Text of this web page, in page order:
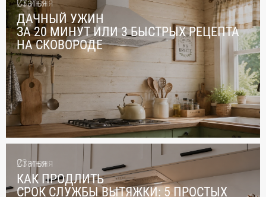
23 июня
Статья
ДАЧНЫЙ УЖИН
ЗА 20 МИНУТ ИЛИ 3 БЫСТРЫХ РЕЦЕПТА
НА СКОВОРОДЕ
23 июня
Статья
КАК ПРОДЛИТЬ
СРОК СЛУЖБЫ ВЫТЯЖКИ: 5 ПРОСТЫХ